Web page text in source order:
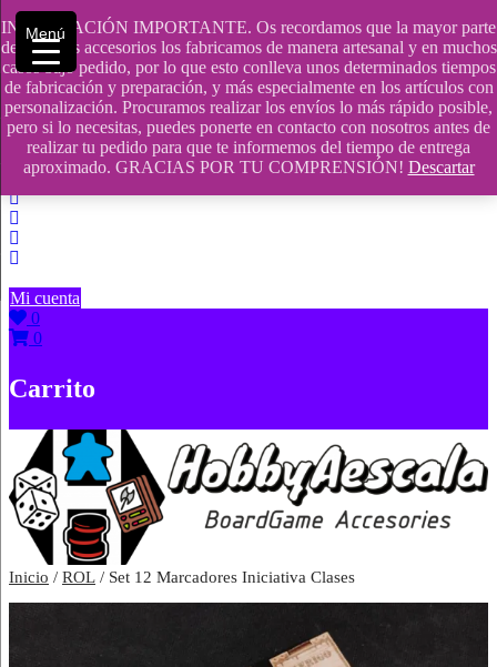
INFORMACIÓN IMPORTANTE. Os recordamos que la mayor parte
de nuestros accesorios los fabricamos de manera artesanal y en muchos
casos bajo pedido, por lo que esto conlleva unos determinados tiempos
de fabricación y preparación, y más especialmente en los artículos con
personalización. Procuramos realizar los envíos lo más rápido posible,
pero si lo necesitas, puedes ponerte en contacto con nosotros antes de
realizar tu pedido para que te informemos del tiempo de entrega
aproximado. GRACIAS POR TU COMPRENSIÓN! Descartar
Saltar
contenido
609241475 SOLO DE 10:00 a 14:00
info@hobbyaescala.com
San Fernando de Henares
10:00 - 14:00
Mi cuenta
0
0
Carrito
Inicio / ROL / Set 12 Marcadores Iniciativa Clases
Menú